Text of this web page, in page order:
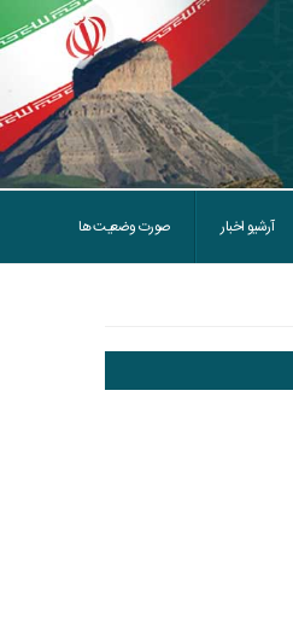
آرشیو اخبار صورت وضعیت ها